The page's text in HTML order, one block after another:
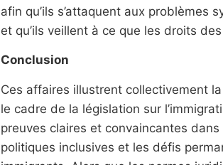
afin qu’ils s’attaquent aux
et qu’ils veillent à ce que les droits
Conclusion
Ces affaires illustrent collectivement
le cadre de la législation sur
preuves claires et convaincantes
politiques inclusives et les défis